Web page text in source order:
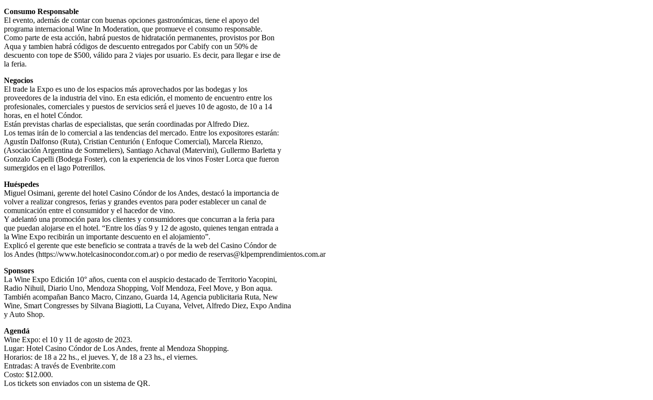
Consumo Responsable
El evento, además de contar con buenas opciones gastronómicas, tiene el apoyo del
programa internacional Wine In Moderation, que promueve el consumo responsable.
Como parte de esta acción, habrá puestos de hidratación permanentes, provistos por Bon
Aqua y tambien habrá códigos de descuento entregados por Cabify con un 50% de
descuento con tope de $500, válido para 2 viajes por usuario. Es decir, para llegar e irse de
la feria.
Negocios
El trade la Expo es uno de los espacios más aprovechados por las bodegas y los
proveedores de la industria del vino. En esta edición, el momento de encuentro entre los
profesionales, comerciales y puestos de servicios será el jueves 10 de agosto, de 10 a 14
horas, en el hotel Cóndor.
Están previstas charlas de especialistas, que serán coordinadas por Alfredo Diez.
Los temas irán de lo comercial a las tendencias del mercado. Entre los expositores estarán:
Agustín Dalfonso (Ruta), Cristian Centurión ( Enfoque Comercial), Marcela Rienzo,
(Asociación Argentina de Sommeliers), Santiago Achaval (Matervini), Gullermo Barletta y
Gonzalo Capelli (Bodega Foster), con la experiencia de los vinos Foster Lorca que fueron
sumergidos en el lago Potrerillos.
Huéspedes
Miguel Osimani, gerente del hotel Casino Cóndor de los Andes, destacó la importancia de
volver a realizar congresos, ferias y grandes eventos para poder establecer un canal de
comunicación entre el consumidor y el hacedor de vino.
Y adelantó una promoción para los clientes y consumidores que concurran a la feria para
que puedan alojarse en el hotel. “Entre los días 9 y 12 de agosto, quienes tengan entrada a
la Wine Expo recibirán un importante descuento en el alojamiento”.
Explicó el gerente que este beneficio se contrata a través de la web del Casino Cóndor de
los Andes (https://www.hotelcasinocondor.com.ar) o por medio de reservas@klpemprendimientos.com.ar
Sponsors
La Wine Expo Edición 10° años, cuenta con el auspicio destacado de Territorio Yacopini,
Radio Nihuil, Diario Uno, Mendoza Shopping, Volf Mendoza, Feel Move, y Bon aqua.
También acompañan Banco Macro, Cinzano, Guarda 14, Agencia publicitaria Ruta, New
Wine, Smart Congresses by Silvana Biagiotti, La Cuyana, Velvet, Alfredo Diez, Expo Andina
y Auto Shop.
Agendá
Wine Expo: el 10 y 11 de agosto de 2023.
Lugar: Hotel Casino Cóndor de Los Andes, frente al Mendoza Shopping.
Horarios: de 18 a 22 hs., el jueves. Y, de 18 a 23 hs., el viernes.
Entradas: A través de Evenbrite.com
Costo: $12.000.
Los tickets son enviados con un sistema de QR.